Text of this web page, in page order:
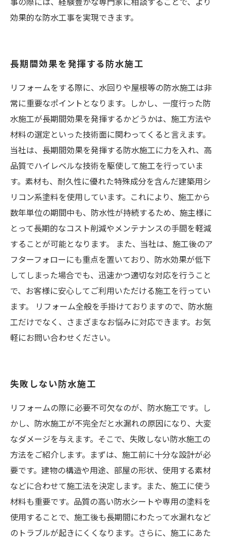
効果的な防水工事を実現できます。
長期間効果を発揮する防水施工
リフォームをする際に、水回りや屋根等の防水施工は非
常に重要なポイントとなります。しかし、一度行った防
水施工が長期間効果を発揮するかどうかは、施工方法や
材料の選定といった技術面に関わってくると言えます。
当社は、長期間効果を発揮する防水施工に力を入れ、高
品質でハイレベルな技術を駆使して施工を行っていま
す。素材も、耐久性に優れた特殊成分を含んだ建築用シ
リコン系塗料を使用しています。これにより、施工から
数年単位の期間中も、防水性が持続するため、施主様に
とって長期的なコスト削減やメンテナンスの手間を軽減
することが可能となります。 また、当社は、施工後のア
フターフォローにも重点を置いており、防水効果が低下
してしまった場合でも、迅速かつ適切な対応を行うこと
で、お客様に安心してご利用いただける施工を行ってい
ます。 リフォーム全般を手掛けておりますので、防水施
工だけでなく、さまざまなお悩みに対応できます。お気
軽にお問い合わせください。
失敗しない防水施工
リフォームの際に必要不可欠なのが、防水施工です。し
かし、防水施工が不完全だと水漏れの原因になり、大変
なダメージを与えます。そこで、失敗しない防水施工の
方法をご紹介します。まずは、施工前に十分な設計が必
要です。建物の構造や用途、部屋の形状、使用する素材
などに合わせて施工法を決定します。また、施工に使う
材料も重要です。品質の高い防水シートや専用の塗料を
使用することで、施工後も長期間にわたって水漏れなど
のトラブルが起きにくくなります。さらに、施工にあた